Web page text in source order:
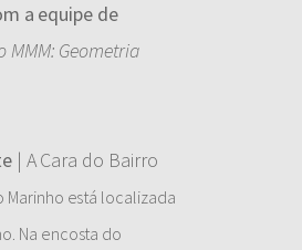
a equipe de
MMM: Geometria
| A Cara do Bairro
Marinho está localizada
Na encosta do